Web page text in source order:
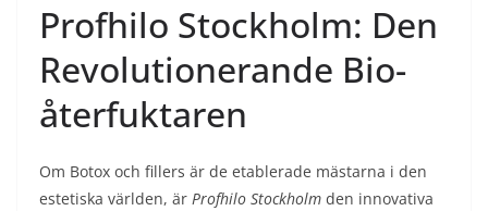
Profhilo Stockholm: Den
Revolutionerande Bio-
återfuktaren
Om Botox och fillers är de etablerade mästarna i den
estetiska världen, är Profhilo Stockholm den innovativa